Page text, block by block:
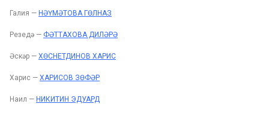
Галия — НӘҮМӘТОВА ГӨЛНАЗ
Резедә — ФӘТТАХОВА ДИЛӘРӘ
Әскәр — ХӨСНЕТДИНОВ ХАРИС
Харис — ХАРИСОВ ЗӨФӘР
Наил — НИКИТИН ЭДУАРД